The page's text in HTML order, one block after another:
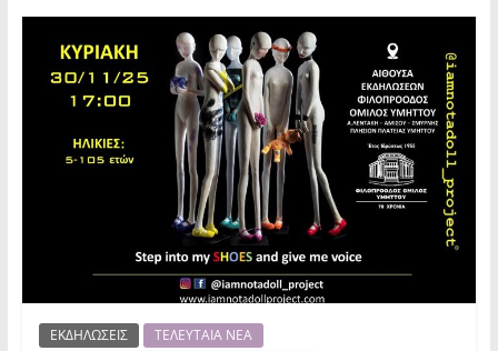
ΕΚΔΗΛΩΣΕΙΣ
ΤΕΛΕΥΤΑΙΑ ΝΕΑ